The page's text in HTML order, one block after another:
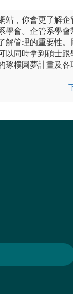
站，你會更了解企
學會。企管系學會
解管理的重要性。
以同時拿到碩士跟
琢樸圓夢計畫及各